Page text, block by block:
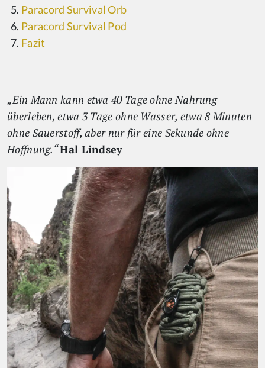
Paracord Survival Orb
Paracord Survival Pod
Fazit
„Ein Mann kann etwa 40 Tage ohne Nahrung
überleben, etwa 3 Tage ohne Wasser, etwa 8 Minuten
ohne Sauerstoff, aber nur für eine Sekunde ohne
Hoffnung.“Hal Lindsey